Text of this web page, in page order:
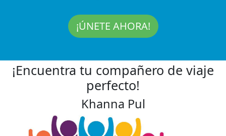
¡ÚNETE AHORA!
¡Encuentra tu compañero de viaje
perfecto!
Khanna Pul